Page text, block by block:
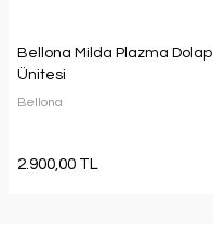
Bellona Milda Plazma Dolap
Ünitesi
Bellona
2.900,00 TL